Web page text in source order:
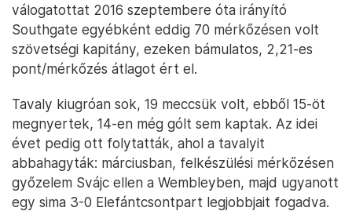
válogatottat 2016 szeptembere óta irányító
Southgate egyébként eddig 70 mérkőzésen volt
szövetségi kapitány, ezeken bámulatos, 2,21-es
pont/mérkőzés átlagot ért el.
Tavaly kiugróan sok, 19 meccsük volt, ebből 15-öt
megnyertek, 14-en még gólt sem kaptak. Az idei
évet pedig ott folytatták, ahol a tavalyit
abbahagyták: márciusban, felkészülési mérkőzésen
győzelem Svájc ellen a Wembleyben, majd ugyanott
egy sima 3-0 Elefántcsontpart legjobbjait fogadva.